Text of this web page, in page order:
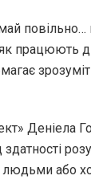
як
Деніела
або